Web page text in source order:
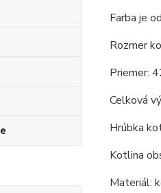
Farba je
Rozmer
Priemer:
Celková
Hrúbka
Kotlina
Materiál: